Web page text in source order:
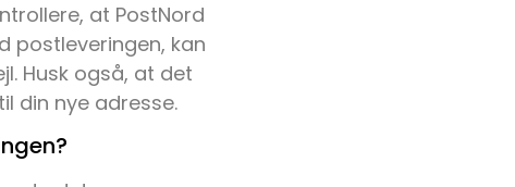
at PostNord
postleveringen, kan
Husk også, at det
din nye adresse.